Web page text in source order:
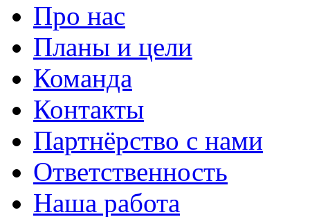
Про нас
Планы и цели
Команда
Контакты
Партнёрство с нами
Ответственность
Наша работа